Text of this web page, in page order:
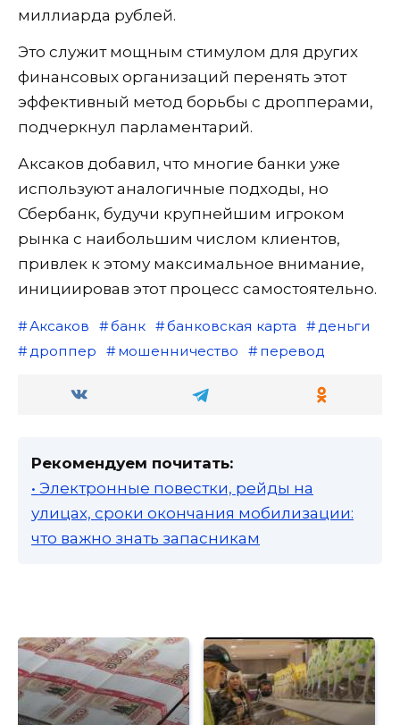
миллиарда рублей.
Это служит мощным стимулом для других
финансовых организаций перенять этот
эффективный метод борьбы с дропперами,
подчеркнул парламентарий.
Аксаков добавил, что многие банки уже
используют аналогичные подходы, но
Сбербанк, будучи крупнейшим игроком
рынка с наибольшим числом клиентов,
привлек к этому максимальное внимание,
инициировав этот процесс самостоятельно.
Аксаков банк банковская карта
деньги
дроппер
мошенничество перевод
Рекомендуем почитать:
• Электронные повестки, рейды на
улицах, сроки окончания мобилизации:
что важно знать запасникам